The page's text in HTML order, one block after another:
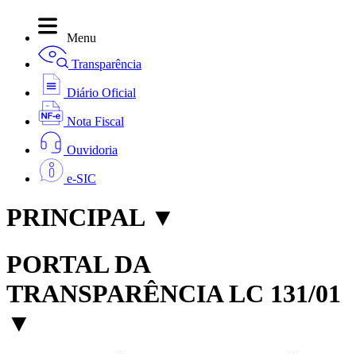
Menu
Transparência
Diário Oficial
Nota Fiscal
Ouvidoria
e-SIC
PRINCIPAL ▼
PORTAL DA
TRANSPARÊNCIA LC 131/01
▼